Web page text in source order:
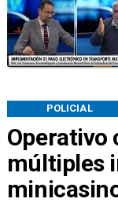
Operativo
múltiples
POLICIAL